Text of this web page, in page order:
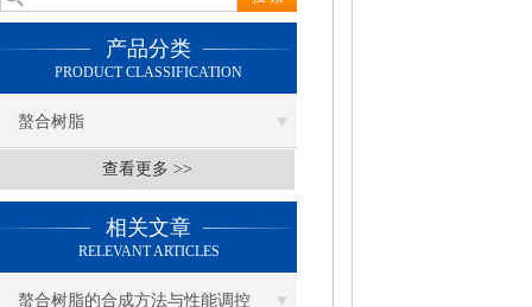
产品分类
PRODUCT CLASSIFICATION
螯合树脂
查看更多 >>
相关文章
RELEVANT ARTICLES
螯合树脂的合成方法与性能调控